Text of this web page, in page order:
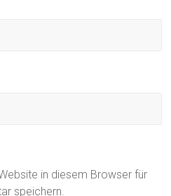
in diesem Browser für
speichern.